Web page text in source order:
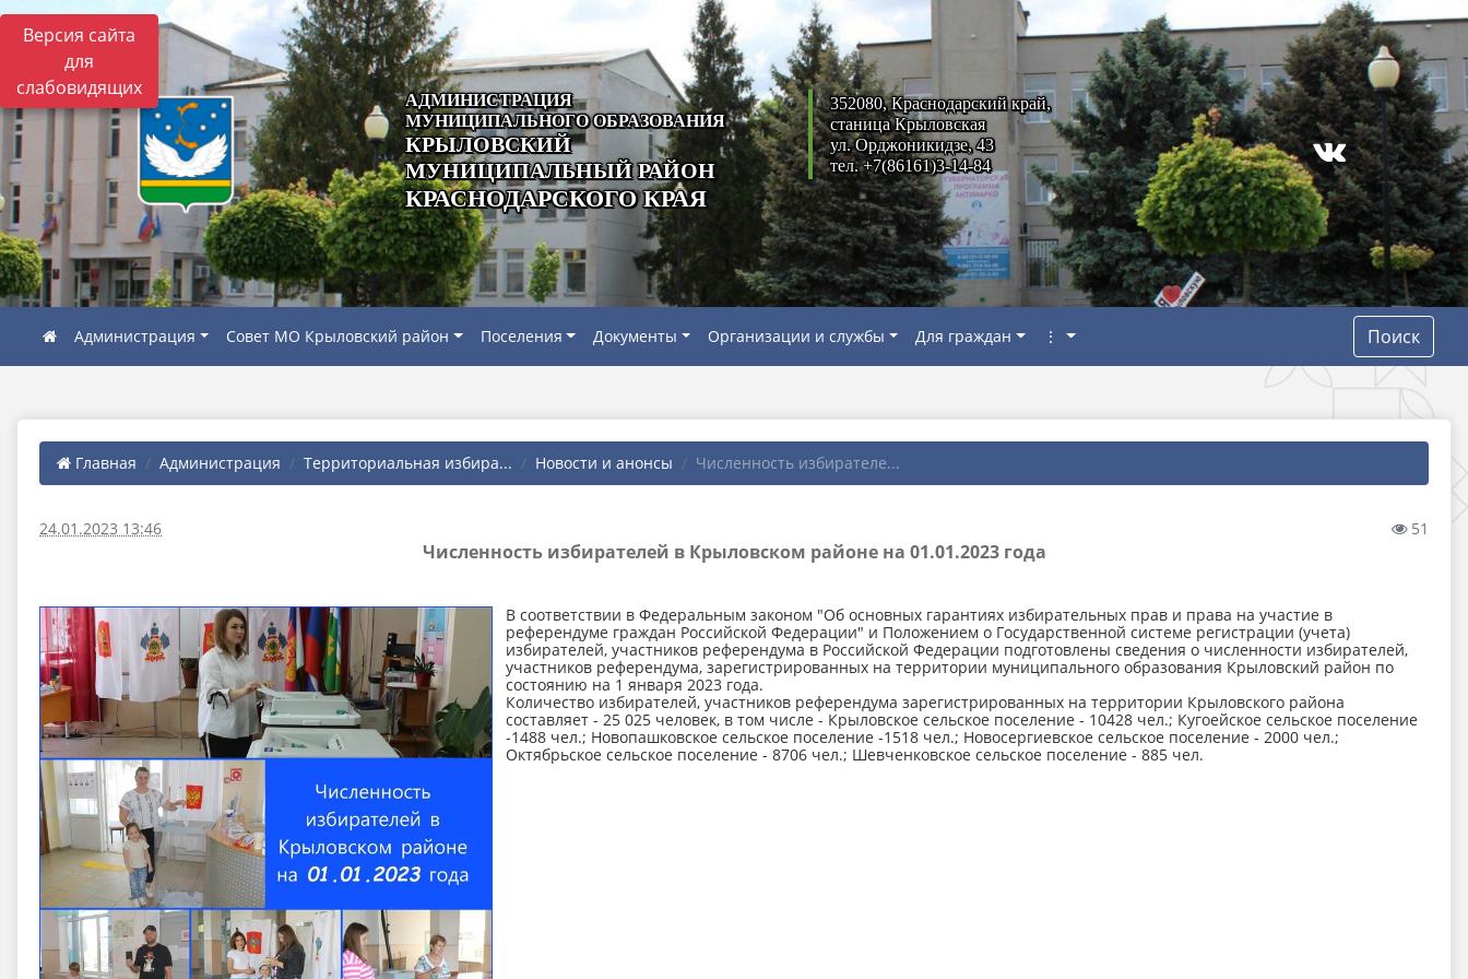
Версия сайта
для
слабовидящих
АДМИНИСТРАЦИЯ
МУНИЦИПАЛЬНОГО ОБРАЗОВАНИЯ
КРЫЛОВСКИЙ
МУНИЦИПАЛЬНЫЙ РАЙОН
КРАСНОДАРСКОГО КРАЯ
352080, Краснодарский край,
станица Крыловская
ул. Орджоникидзе, 43
тел. +7(86161)3-14-84
Администрация Совет МО Крыловский район Поселения Документы Организации и службы Для граждан ⋮ Поиск
Главная Администрация Территориальная избира... Новости и анонсы Численность избирателе...
24.01.2023 13:46 51
Численность избирателей в Крыловском районе на 01.01.2023 года
В соответствии в Федеральным законом "Об основных гарантиях избирательных прав и права на участие в
референдуме граждан Российской Федерации" и Положением о Государственной системе регистрации (учета)
избирателей, участников референдума в Российской Федерации подготовлены сведения о численности избирателей,
участников референдума, зарегистрированных на территории муниципального образования Крыловский район по
состоянию на 1 января 2023 года.
Количество избирателей, участников референдума зарегистрированных на территории Крыловского района
составляет - 25 025 человек, в том числе - Крыловское сельское поселение - 10428 чел.; Кугоейское сельское поселение
-1488 чел.; Новопашковское сельское поселение -1518 чел.; Новосергиевское сельское поселение - 2000 чел.;
Октябрьское сельское поселение - 8706 чел.; Шевченковское сельское поселение - 885 чел.